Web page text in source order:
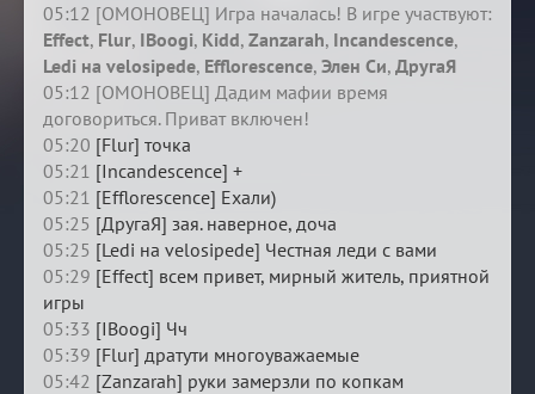
05:12 [ОМОНОВЕЦ] Игра началась! В игре участвуют:
Effect, Flur, IBoogi, Kidd, Zanzarah, Incandescence,
Ledi на velosipede, Efflorescence, Элен Си, ДругаЯ
05:12 [ОМОНОВЕЦ] Дадим мафии время
договориться. Приват включен!
05:20 [Flur] точка
05:21 [Incandescence] +
05:21 [Efflorescence] Ехали)
05:25 [ДругаЯ] зая. наверное, доча
05:25 [Ledi на velosipede] Честная леди с вами
05:29 [Effect] всем привет, мирный житель, приятной
игры
05:33 [IBoogi] Чч
05:39 [Flur] дратути многоуважаемые
05:42 [Zanzarah] руки замерзли по копкам